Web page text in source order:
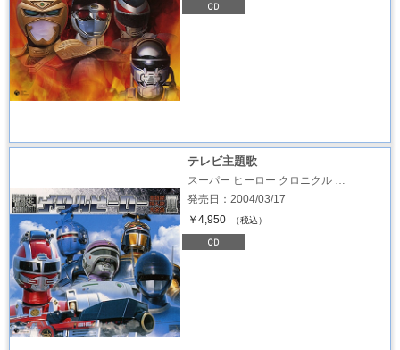
テレビ主題歌
スーパー ヒーロー クロニクル …
発売日：2004/03/17
￥4,950
（税込）